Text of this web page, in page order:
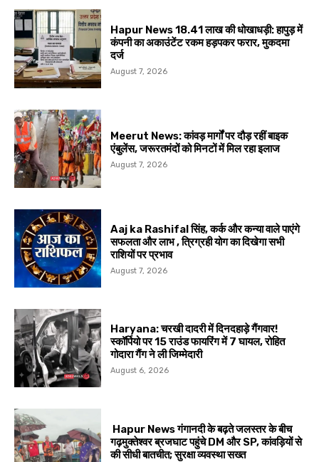
Hapur News 18.41 लाख की धोखाधड़ी: हापुड़ में
कंपनी का अकाउंटेंट रकम हड़पकर फरार, मुकदमा
दर्ज
August 7, 2026
Meerut News: कांवड़ मार्गों पर दौड़ रहीं बाइक
एंबुलेंस, जरूरतमंदों को मिनटों में मिल रहा इलाज
August 7, 2026
Aaj ka Rashifal सिंह, कर्क और कन्या वाले पाएंगे
सफलता और लाभ , त्रिग्रही योग का दिखेगा सभी
राशियों पर प्रभाव
August 7, 2026
Haryana: चरखी दादरी में दिनदहाड़े गैंगवार!
स्कॉर्पियो पर 15 राउंड फायरिंग में 7 घायल, रोहित
गोदारा गैंग ने ली जिम्मेदारी
August 6, 2026
Hapur News गंगानदी के बढ़ते जलस्तर के बीच
गढ़मुक्तेश्वर ब्रजघाट पहुंचे DM और SP, कांवड़ियों से
की सीधी बातचीत; सुरक्षा व्यवस्था सख्त